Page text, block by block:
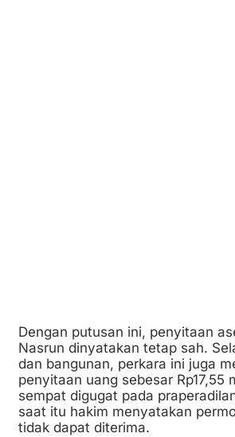
Dengan putusan ini, penyitaan
Nasrun dinyatakan tetap sah.
dan bangunan, perkara ini juga
penyitaan uang sebesar Rp17,55
sempat digugat pada
saat itu hakim menyatakan
tidak dapat diterima.